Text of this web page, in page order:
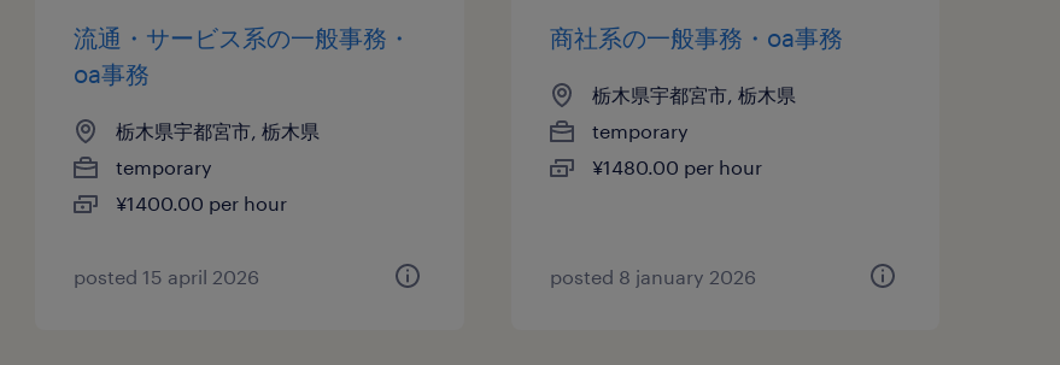
流通・サービス系の一般事務・
oa事務
栃木県宇都宮市, 栃木県
temporary
¥1400.00 per hour
posted 15 april 2026
商社系の一般事務・oa事務
栃木県宇都宮市, 栃木県
temporary
¥1480.00 per hour
posted 8 january 2026